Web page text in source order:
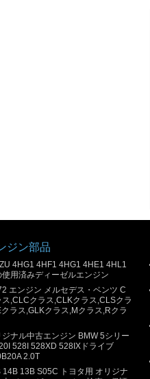
ジン部品
4HG1 4HF1 4HG1 4HE1 4HL1
使用済みディーゼルエンジン
エンジン メルセデス・ベンツ C
ス,CLCクラス,CLKクラス,CLSクラ
クラス,GLKクラス,Mクラス,Rクラ
ジナル中古エンジン BMW 5シリー
528I 528XD 528IXドライブ
2.0T
14B 13B S05C トヨタ用 オリジナ